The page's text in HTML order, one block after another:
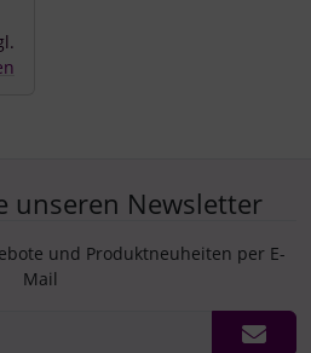
unseren Newsletter
und Produktneuheiten per E-
Mail